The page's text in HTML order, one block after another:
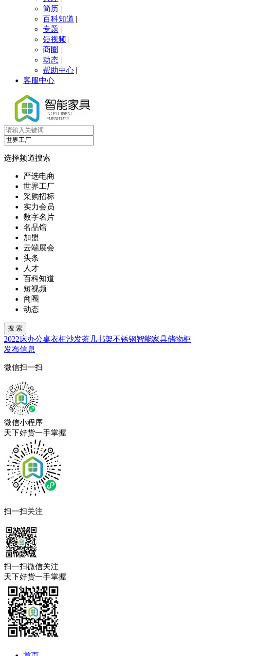
简历 |
百科知道 |
专题 |
短视频 |
商圈 |
动态 |
帮助中心 |
客服中心
选择频道搜索
严选电商
世界工厂
采购招标
实力会员
数字名片
名品馆
加盟
云端展会
头条
人才
百科知道
短视频
商圈
动态
2022床办公桌衣柜沙发茶几书架不锈钢智能家具储物柜
发布信息
微信扫一扫
微信小程序
天下好货一手掌握
扫一扫关注
扫一扫微信关注
天下好货一手掌握